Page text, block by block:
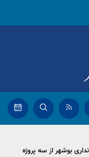
بوشهر از سه پروژه